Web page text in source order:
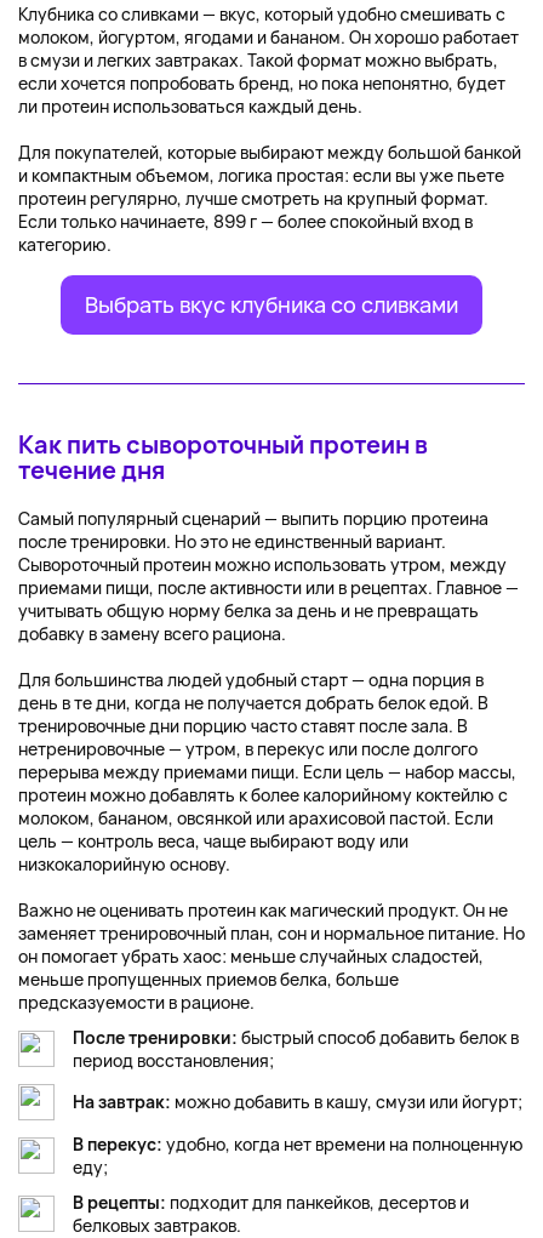
Клубника со сливками — вкус, который удобно смешивать с
молоком, йогуртом, ягодами и бананом. Он хорошо работает
в смузи и легких завтраках. Такой формат можно выбрать,
если хочется попробовать бренд, но пока непонятно, будет
ли протеин использоваться каждый день.
Для покупателей, которые выбирают между большой банкой
и компактным объемом, логика простая: если вы уже пьете
протеин регулярно, лучше смотреть на крупный формат.
Если только начинаете, 899 г — более спокойный вход в
категорию.
Выбрать вкус клубника со сливками
Как пить сывороточный протеин в
течение дня
Самый популярный сценарий — выпить порцию протеина
после тренировки. Но это не единственный вариант.
Сывороточный протеин можно использовать утром, между
приемами пищи, после активности или в рецептах. Главное —
учитывать общую норму белка за день и не превращать
добавку в замену всего рациона.
Для большинства людей удобный старт — одна порция в
день в те дни, когда не получается добрать белок едой. В
тренировочные дни порцию часто ставят после зала. В
нетренировочные — утром, в перекус или после долгого
перерыва между приемами пищи. Если цель — набор массы,
протеин можно добавлять к более калорийному коктейлю с
молоком, бананом, овсянкой или арахисовой пастой. Если
цель — контроль веса, чаще выбирают воду или
низкокалорийную основу.
Важно не оценивать протеин как магический продукт. Он не
заменяет тренировочный план, сон и нормальное питание. Но
он помогает убрать хаос: меньше случайных сладостей,
меньше пропущенных приемов белка, больше
предсказуемости в рационе.
После тренировки: быстрый способ добавить белок в
период восстановления;
На завтрак: можно добавить в кашу, смузи или йогурт;
В перекус: удобно, когда нет времени на полноценную
еду;
В рецепты: подходит для панкейков, десертов и
белковых завтраков.